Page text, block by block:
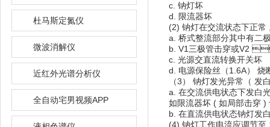
杜马斯定氮仪
微波消解仪
近红外光谱分析仪
全自动宅男视频APP
c. 钠灯坏
d. 限流器坏
(2) 钠灯在交流状态下正常
a. 桥式整流部分其中有二
b. V1三极管击穿或V2
c. 光源交直流转换开关坏
d. 电源保险丝（1.6A） 烧
（3） 钠灯发光异常（ 发
a. 在交流供电状态下发白
如限流器坏 ( 如局部击穿 )
b. 在直流供电状态钠灯发
(4) 钠灯工作电流应调节